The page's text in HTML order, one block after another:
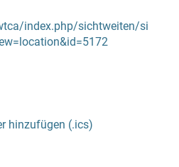
index.php/sichtweiten/si
hinzufügen (.ics)